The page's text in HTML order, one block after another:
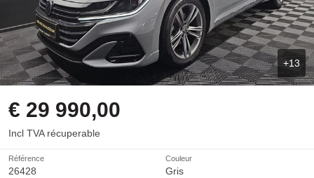
+13
€ 29 990,00
Incl TVA récuperable
Référence
26428
Couleur
Gris